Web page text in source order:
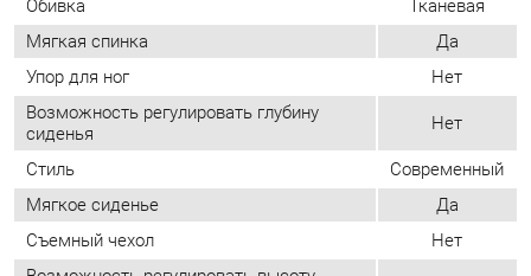
Стиль
Современный
Мягкое сиденье
Да
Съемный чехол
Нет
Возможность регулировать высоту
сиденья Нет
ОТЗЫВЫ
Пока нет отзывов, поделитесь первым своим мнением.